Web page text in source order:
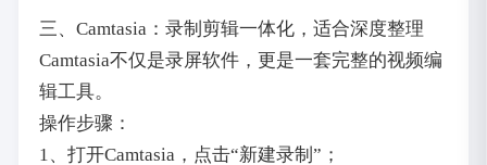
三、Camtasia：录制剪辑一体化，适合深度整理
Camtasia不仅是录屏软件，更是一套完整的视频编
辑工具。
操作步骤：
1、打开Camtasia，点击“新建录制”；